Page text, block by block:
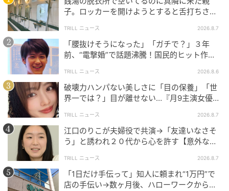
体験をもとに漫画を描き、ブログで発信していま
子。ロッカーを開けようとすると舌打ちさ
中で拍手」
TRILL ニュース 2026.8.7
「腰抜けそうになった」「ガチで？」３年
前、“電撃婚”で話題沸騰！国民的ヒット作
TRILL ニュース 2026.8.6
破壊力ハンパない美しさに「目の保養」「世
界一では？」目が離せない…『月9主演女優
TRILL ニュース 2026.8.7
江口のりこが夫婦役で共演→「友達いなさそ
う」と誘われ２０代から心を許す【意外な親
TRILL ニュース 2026.8.7
「1日だけ手伝って」知人に頼まれ“1万円”で
店の手伝い→数ヶ月後、ハローワークから届